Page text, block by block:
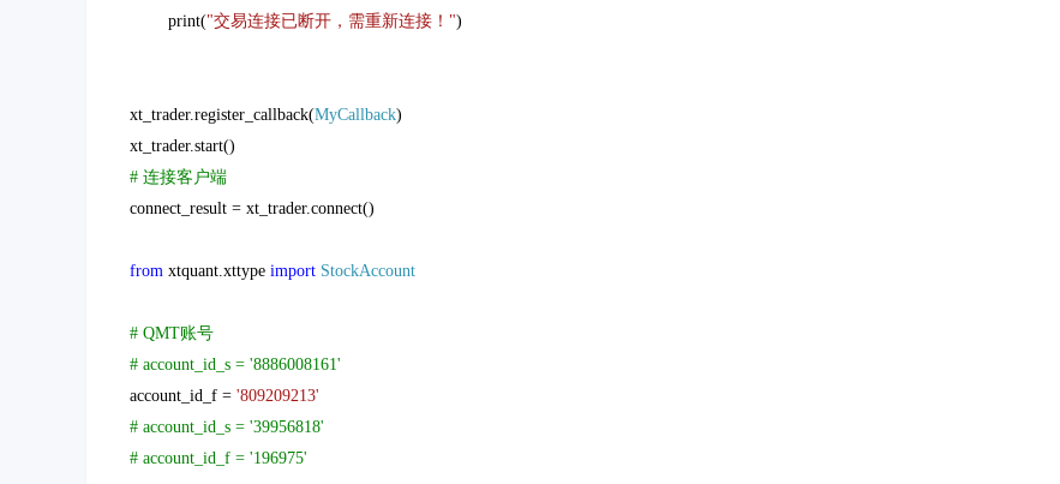
print("交易连接已断开，需重新连接！")
xt_trader.register_callback(MyCallback)
xt_trader.start()
# 连接客户端
connect_result = xt_trader.connect()
from xtquant.xttype import StockAccount
# QMT账号
# account_id_s = '8886008161'
account_id_f = '809209213'
# account_id_s = '39956818'
# account_id_f = '196975'